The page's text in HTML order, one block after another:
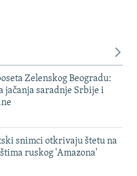
Zelenskog Beogradu:
jačanja saradnje Srbije i
snimci otkrivaju štetu na
ruskog 'Amazona'